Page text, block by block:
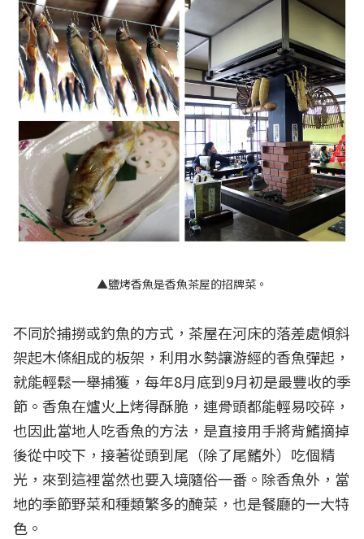
▲鹽烤香魚是香魚茶屋的招牌菜。
不同於捕撈或釣魚的方式，茶屋在河床的落差處傾斜
架起木條組成的板架，利用水勢讓游經的香魚彈起，
就能輕鬆一舉捕獲，每年8月底到9月初是最豐收的季
節。香魚在爐火上烤得酥脆，連骨頭都能輕易咬碎，
也因此當地人吃香魚的方法，是直接用手將背鰭摘掉
後從中咬下，接著從頭到尾（除了尾鰭外）吃個精
光，來到這裡當然也要入境隨俗一番。除香魚外，當
地的季節野菜和種類繁多的醃菜，也是餐廳的一大特
色。